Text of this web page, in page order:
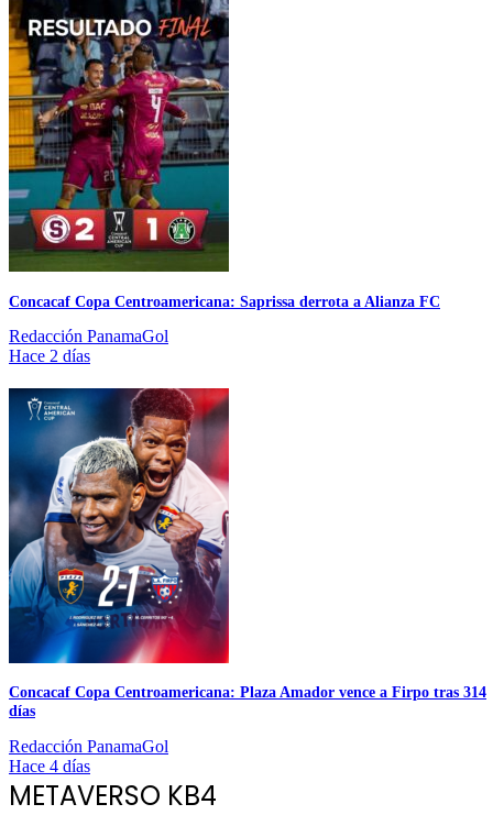
Concacaf Copa Centroamericana: Saprissa derrota a Alianza FC
Redacción PanamaGol
Hace 2 días
Concacaf Copa Centroamericana: Plaza Amador vence a Firpo tras 314
días
Redacción PanamaGol
Hace 4 días
METAVERSO KB4